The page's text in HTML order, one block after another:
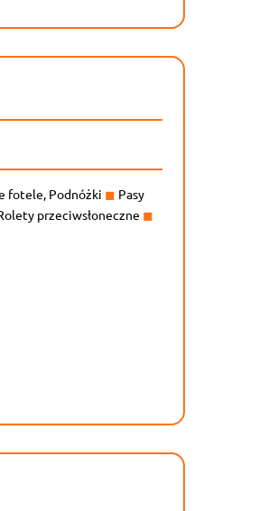
fotele, Podnóżki ◼ Pasy
przeciwsłoneczne ◼